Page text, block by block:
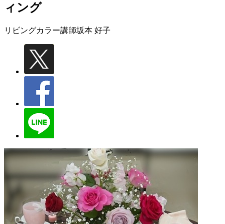
ィング
リビングカラー講師坂本 好子